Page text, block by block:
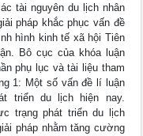
tài nguyên du lịch nhân
pháp khắc phục vấn đề
hình kinh tế xã hội Tiên
Bô cục của khóa luận
phụ lục và tài liệu tham
1: Một số vấn đề lí luận
triển du lịch hiện nay.
trạng phát triển du lịch
pháp nhằm tăng cường